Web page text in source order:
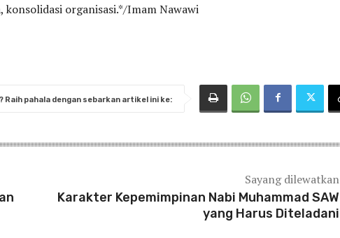
konsolidasi organisasi.*/Imam Nawawi
Raih pahala dengan sebarkan artikel ini ke:
Sayang dilewatkan
Karakter Kepemimpinan Nabi Muhammad SAW
yang Harus Diteladani